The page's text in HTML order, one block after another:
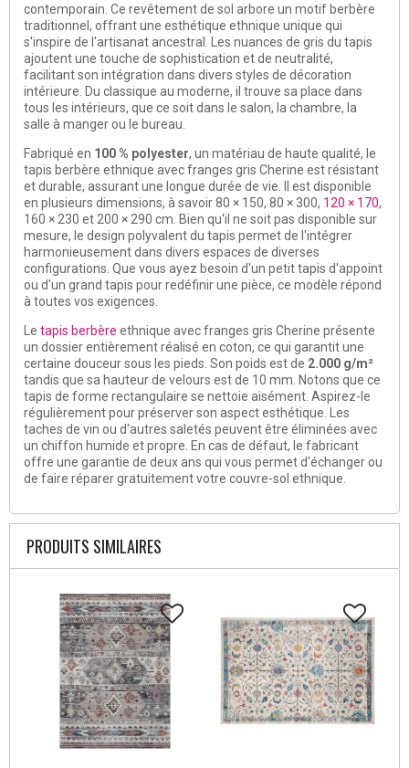
contemporain. Ce revêtement de sol arbore un motif berbère
traditionnel, offrant une esthétique ethnique unique qui
s'inspire de l'artisanat ancestral. Les nuances de gris du tapis
ajoutent une touche de sophistication et de neutralité,
facilitant son intégration dans divers styles de décoration
intérieure. Du classique au moderne, il trouve sa place dans
tous les intérieurs, que ce soit dans le salon, la chambre, la
salle à manger ou le bureau.
Fabriqué en 100 % polyester, un matériau de haute qualité, le
tapis berbère ethnique avec franges gris Cherine est résistant
et durable, assurant une longue durée de vie. Il est disponible
en plusieurs dimensions, à savoir 80 × 150, 80 × 300, 120 × 170,
160 × 230 et 200 × 290 cm. Bien qu'il ne soit pas disponible sur
mesure, le design polyvalent du tapis permet de l'intégrer
harmonieusement dans divers espaces de diverses
configurations. Que vous ayez besoin d'un petit tapis d'appoint
ou d'un grand tapis pour redéfinir une pièce, ce modèle répond
à toutes vos exigences.
Le tapis berbère ethnique avec franges gris Cherine présente
un dossier entièrement réalisé en coton, ce qui garantit une
certaine douceur sous les pieds. Son poids est de 2.000 g/m²
tandis que sa hauteur de velours est de 10 mm. Notons que ce
tapis de forme rectangulaire se nettoie aisément. Aspirez-le
régulièrement pour préserver son aspect esthétique. Les
taches de vin ou d'autres saletés peuvent être éliminées avec
un chiffon humide et propre. En cas de défaut, le fabricant
offre une garantie de deux ans qui vous permet d'échanger ou
de faire réparer gratuitement votre couvre-sol ethnique.
PRODUITS SIMILAIRES